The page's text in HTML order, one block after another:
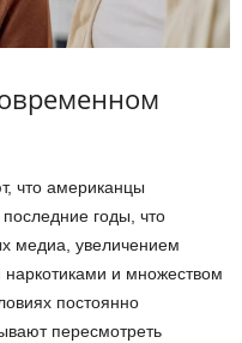
что американцы
годы, что
медиа, увеличением
и множеством
постоянно
пересмотреть